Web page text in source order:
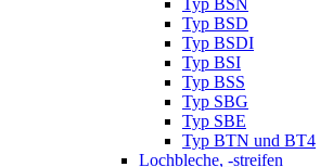
Typ BSN
Typ BSD
Typ BSDI
Typ BSI
Typ BSS
Typ SBG
Typ SBE
Typ BTN und BT4
Lochbleche, -streifen